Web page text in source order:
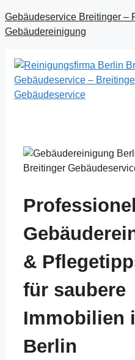
Zum
Inhalt
Gebäudeservice Breitinger –
Gebäudereinigung
&
für saubere
Immobilien
Berlin